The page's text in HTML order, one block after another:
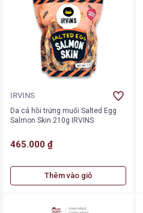
IRVINS
Da cá hồi trứng muối Salted Egg
Salmon Skin 210g IRVINS
465.000 ₫
Thêm vào giỏ